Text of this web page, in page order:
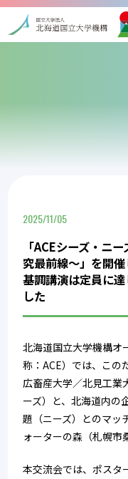
2025/11/05
「ACEシーズ・ニ
究最前線～」を開
基調講演は定員に
した
北海道国立大学機構オ
称：ACE）では、この
広畜産大学／北見工業
ーズ）と、北海道内の
題（ニーズ）とのマッ
ォーターの森（札幌市
本交流会では、ポスタ